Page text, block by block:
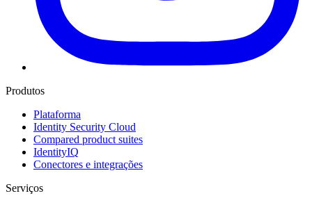
Produtos
Plataforma
Identity Security Cloud
Compared product suites
IdentityIQ
Conectores e integrações
Serviços